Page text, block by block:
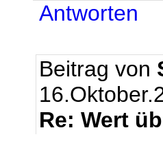
Antworten
Beitrag von
Re: Wert